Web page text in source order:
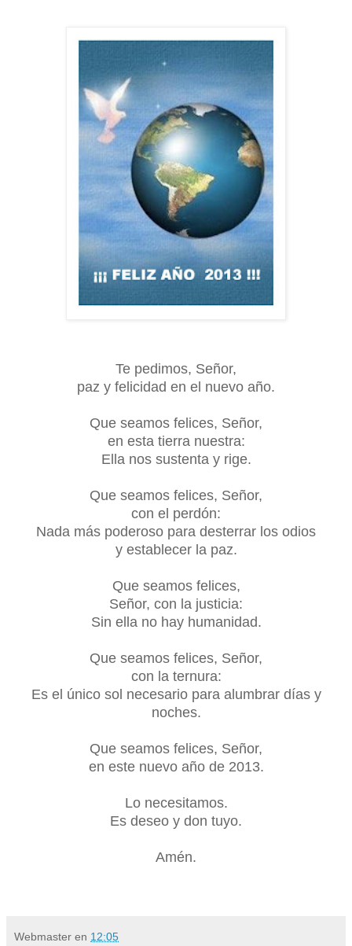
Te pedimos, Señor,
paz y felicidad en el nuevo año.
Que seamos felices, Señor,
en esta tierra nuestra:
Ella nos sustenta y rige.
Que seamos felices, Señor,
con el perdón:
Nada más poderoso para desterrar los odios
y establecer la paz.
Que seamos felices,
Señor, con la justicia:
Sin ella no hay humanidad.
Que seamos felices, Señor,
con la ternura:
Es el único sol necesario para alumbrardías y
noches.
Que seamos felices, Señor,
en este nuevo año de 2013.
Lo necesitamos.
Es deseo y don tuyo.
Amén.
Webmaster en 12:05